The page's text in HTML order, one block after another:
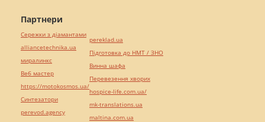
Партнери
Сережки з діамантами
alliancetechnika.ua
миралинкс
Веб мастер
https://motokosmos.ua/
Синтезатори
perevod.agency
pereklad.ua
Підготовка до НМТ / ЗНО
Винна шафа
Перевезення хворих
hospice-life.com.ua/
mk-translations.ua
maltina.com.ua